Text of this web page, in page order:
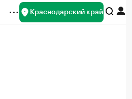
Краснодарский край